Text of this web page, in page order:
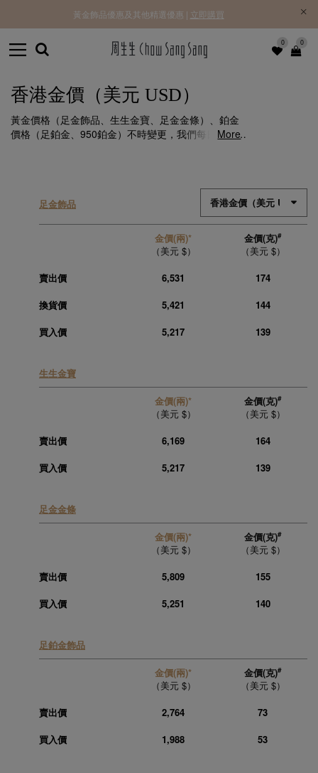
0 0
黃金飾品優惠及其他精選優惠 | 立即購買
香港金價（美元 USD）
黃金價格（足金飾品、生生金寶、足金金條）、鉑金
價格（足鉑金、950鉑金）不時變更，我們每日更新，
More
足金飾品
金價(兩)*
（美元 $）
金價(克)#
（美元 $）
賣出價
6,531
174
換貨價
5,421
144
買入價
5,217 139
生生金寶
金價(兩)*
（美元 $）
金價(克)#
（美元 $）
賣出價
6,169
164
買入價
5,217 139
足金金條
金價(兩)*
（美元 $）
金價(克)#
（美元 $）
賣出價
5,809
155
買入價
5,251 140
足鉑金飾品
金價(兩)*
（美元 $）
金價(克)#
（美元 $）
賣出價
2,764
73
買入價
1,988 53